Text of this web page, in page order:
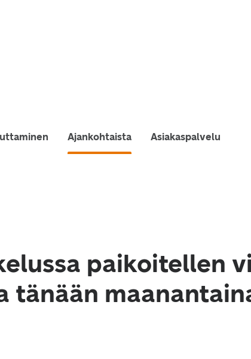
Ajankohtaista Asiakaspalvelu
paikoitellen
tänään